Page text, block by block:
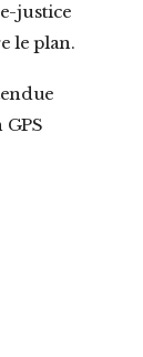
justice
le plan.